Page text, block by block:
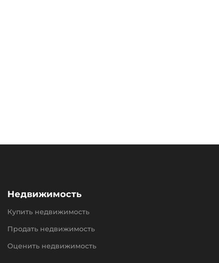
Недвижимость
Купить недвижимость
Продать недвижимость
Оценить недвижимость